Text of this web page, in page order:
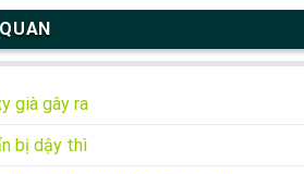
già gây ra
bị dậy thì